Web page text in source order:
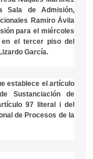
Sala de Admisión,
Ramiro Ávila
para el miércoles
el tercer piso del
García.
establece el artículo
Sustanciación de
97 literal i del
de Procesos de la